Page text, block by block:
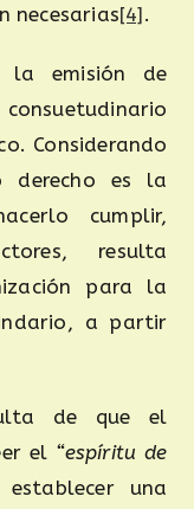
necesarias[4].
la emisión de
Considerando
derecho es la
cumplir,
resulta
para la
a partir
de que el
el “espíritu de
una